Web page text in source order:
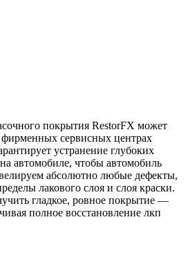
покрытия RestorFX может
фирменных сервисных центрах
устранение глубоких
автомобиле, чтобы автомобиль
абсолютно любые дефекты,
лакового слоя и слоя краски.
гладкое, ровное покрытие —
полное восстановление лкп